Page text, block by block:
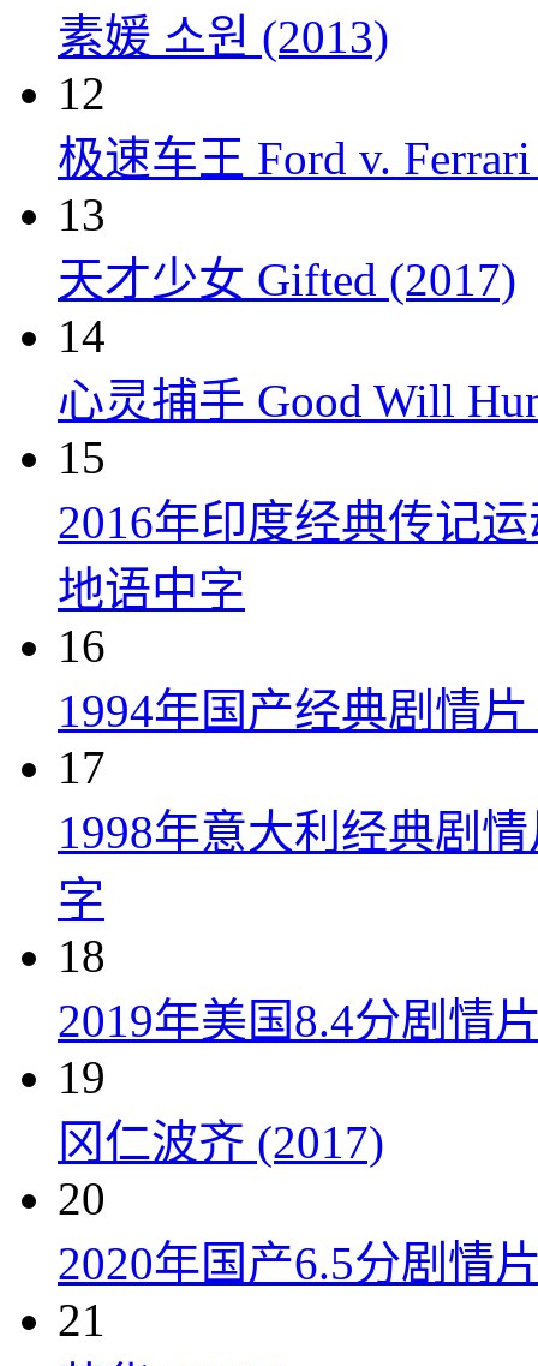
素媛 소원 (2013)
12
极速车王 Ford v.
13
天才少女 Gifted (2017)
14
心灵捕手 Good Will
15
2016年印度经典传记
地语中字
16
1994年国产经典剧情
17
1998年意大利经典剧
字
18
2019年美国8.4分剧情
19
冈仁波齐 (2017)
20
2020年国产6.5分剧情
21